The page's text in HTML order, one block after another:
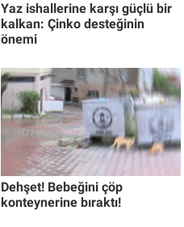
Yaz ishallerine karşı güçlü bir
kalkan: Çinko desteğinin
önemi
Dehşet! Bebeğini çöp
konteynerine bıraktı!